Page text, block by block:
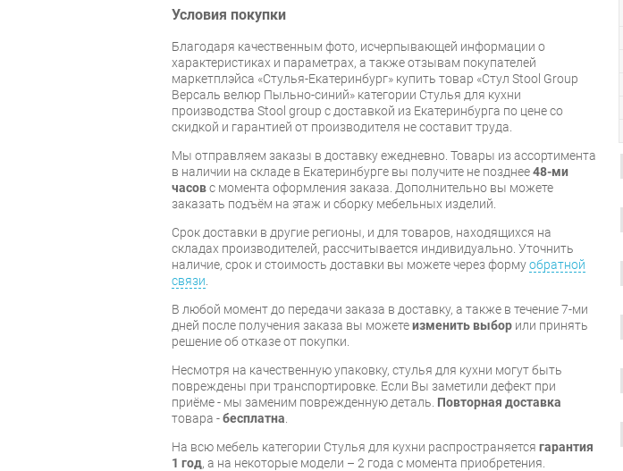
Условия покупки
Благодаря качественным фото, исчерпывающей информации о
характеристиках и параметрах, а также отзывам покупателей
маркетплэйса «Стулья-Екатеринбург» купить товар «Стул Stool Group
Версаль велюр Пыльно-синий» категории Стулья для кухни
производства Stool group с доставкой из Екатеринбурга по цене со
скидкой и гарантией от производителя не составит труда.
Мы отправляем заказы в доставку ежедневно. Товары из ассортимента
в наличии на складе в Екатеринбурге вы получите не позднее48-ми
часовс момента оформления заказа. Дополнительно вы можете
заказать подъём на этаж и сборку мебельных изделий.
Срок доставки в другие регионы, и для товаров, находящихся на
складах производителей, рассчитывается индивидуально. Уточнить
наличие, срок и стоимость доставки вы можете через формуобратной
связи
В любой момент до передачи заказа в доставку, а также в течение 7-ми
дней после получения заказа вы можетеизменить выбор или принять
решение об отказе от покупки.
Несмотря на качественную упаковку, стулья для кухни могут быть
повреждены при транспортировке. Если Вы заметили дефект при
приёме - мы заменим поврежденную деталь. Повторная доставка
товара -бесплатна
На всю мебель категории Стулья для кухни распространяется гарантия
1 год, а на некоторые модели – 2 года с момента приобретения.